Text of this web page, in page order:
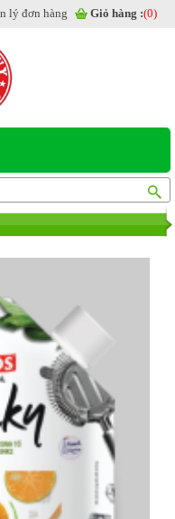
lý đơn hàng Giỏ hàng :(0)